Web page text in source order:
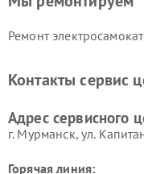
Ремонт
Контакты сервис
Адрес сервисного
г. Мурманск, ул.
Горячая линия: